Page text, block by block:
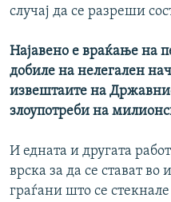
случај да се разреши
Најавено е враќање на
добиле на нелегален
извештаите на
злоупотреби на
И едната и другата
врска за да се стават во
граѓани што се